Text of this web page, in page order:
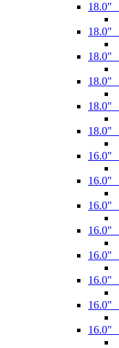
18.0"
18.0"
18.0"
18.0"
18.0"
18.0"
16.0"
16.0"
16.0"
16.0"
16.0"
16.0"
16.0"
16.0"